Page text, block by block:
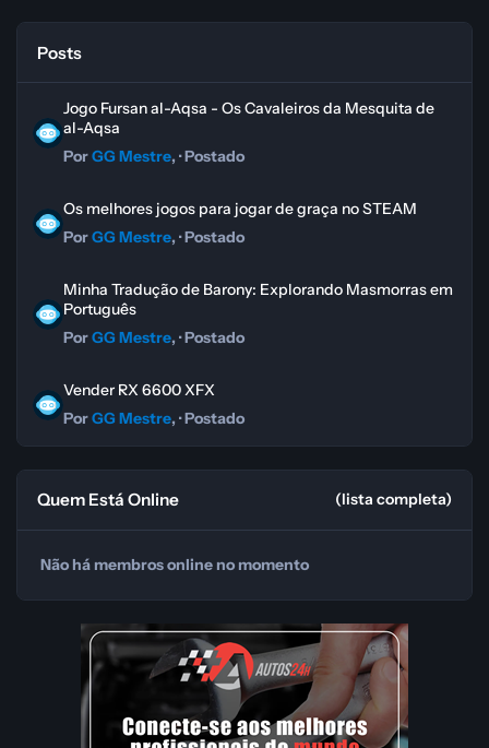
Posts
Jogo Fursan al-Aqsa - Os Cavaleiros da Mesquita de
al-Aqsa
PorGG Mestre, ·Postado
Os melhores jogos para jogar de graça no STEAM
PorGG Mestre, ·Postado
Minha Tradução de Barony: Explorando Masmorras em
Português
PorGG Mestre, ·Postado
Vender RX 6600 XFX
PorGG Mestre, ·Postado
Quem Está Online (lista completa)
Não há membros online no momento